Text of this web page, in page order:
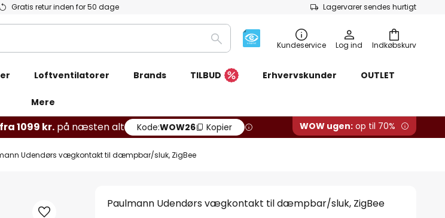
Gratis retur inden for 50 dage Lagervarer sendes hurtigt
Indkøbskurv
Søg Kundeservice Log ind
Loftventilatorer Brands TILBUD Erhvervskunder OUTLET
Mere
1099 kr. på næsten alt Kode:WOW26 Kopier WOW ugen: op til 70%
Udendørs vægkontakt til dæmpbar/sluk, ZigBee
Paulmann Udendørs vægkontakt til dæmpbar/sluk, ZigBee